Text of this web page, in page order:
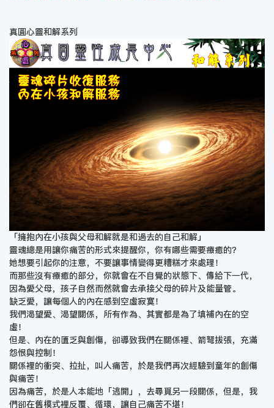
真圓心靈和解系列
「擁抱內在小孩與父母和解就是和過去的自己和解」
靈魂總是用讓你痛苦的形式來提醒你，你有哪些需要療癒的？
她想要引起你的注意，不要讓事情變得更糟糕才來處理！
而那些沒有療癒的部分，你就會在不自覺的狀態下、傳給下一代，
因為愛父母，孩子自然而然就會去承接父母的碎片及能量管。
缺乏愛，讓每個人的內在感到空虛寂寞！
我們渴望愛、渴望關係，所有作為、其實都是為了填補內在的空
虛！
但是、內在的匱乏與創傷，卻導致我們在關係裡、箭弩拔張，充滿
怨恨與控制！
關係裡的衝突、拉扯，叫人痛苦，於是我們再次經驗到童年的創傷
與痛苦！
因為痛苦，於是人本能地「逃開」，去尋覓另一段關係，但是，我
們卻在舊模式裡反覆、循環，讓自己痛苦不堪！